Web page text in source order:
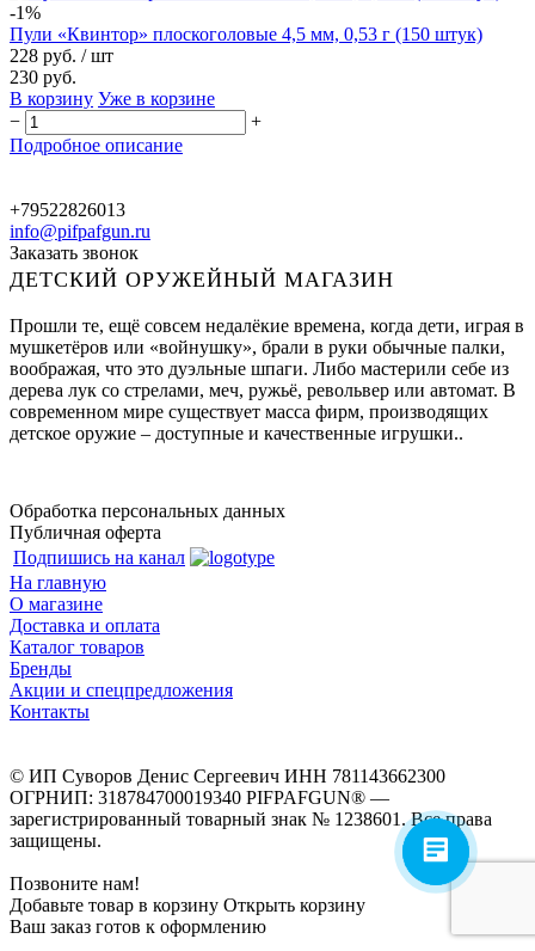
-1%
Пули «Квинтор» плоскоголовые 4,5 мм, 0,53 г (150 штук)
228 руб. / шт
230 руб.
В корзину Уже в корзине
−
+
Подробное описание
+79522826013
info@pifpafgun.ru
Заказать звонок
ДЕТСКИЙ ОРУЖЕЙНЫЙ МАГАЗИН
Прошли те, ещё совсем недалёкие времена, когда дети, играя в
мушкетёров или «войнушку», брали в руки обычные палки,
воображая, что это дуэльные шпаги. Либо мастерили себе из
дерева лук со стрелами, меч, ружьё, револьвер или автомат. В
современном мире существует масса фирм, производящих
детское оружие – доступные и качественные игрушки..
Обработка персональных данных
Публичная оферта
Подпишись на канал
На главную
О магазине
Доставка и оплата
Каталог товаров
Бренды
Акции и спецпредложения
Контакты
© ИП Суворов Денис Сергеевич ИНН 781143662300
ОГРНИП: 318784700019340 PIFPAFGUN® —
зарегистрированный товарный знак № 1238601. Все права
защищены.
Позвоните нам!
Добавьте товар в корзину Открыть корзину
Ваш заказ готов к оформлению